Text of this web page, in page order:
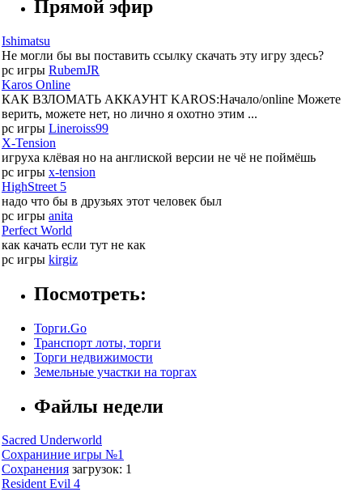
Прямой эфир
Ishimatsu
Не могли бы вы поставить ссылку скачать эту игру здесь?
pc игры RubemJR
Karos Online
КАК ВЗЛОМАТЬ АККАУНТ KAROS:Начало/online Можете
верить, можете нет, но лично я охотно этим ...
pc игры Lineroiss99
X-Tension
игруха клёвая но на англиской версии не чё не поймёшь
pc игры x-tension
HighStreet 5
надо что бы в друзьях этот человек был
pc игры anita
Perfect World
как качать если тут не как
pc игры kirgiz
Посмотреть:
Торги.Go
Транспорт лоты, торги
Торги недвижимости
Земельные участки на торгах
Файлы недели
Sacred Underworld
Сохраниние игры №1
Сохранения загрузок: 1
Resident Evil 4